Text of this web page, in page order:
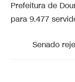
Prefeitura de
para 9.477
Senado